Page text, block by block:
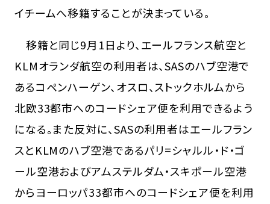
イチームへ移籍することが決まっている。
移籍と同じ9月1日より、エールフランス航空と
KLMオランダ航空の利用者は、SASのハブ空港で
あるコペンハーゲン、オスロ、ストックホルムから
北欧33都市へのコードシェア便を利用できるよう
になる。また反対に、SASの利用者はエールフラン
スとKLMのハブ空港であるパリ=シャルル・ド・ゴ
ール空港およびアムステルダム・スキポール空港
からヨーロッパ33都市へのコードシェア便を利用